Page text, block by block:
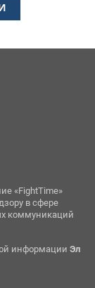
«FightTime»
в сфере
коммуникаций
информации Эл